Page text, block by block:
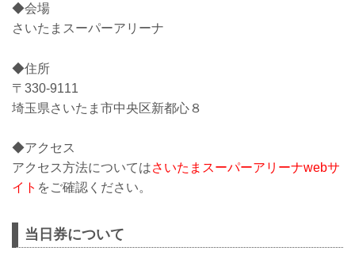
◆会場
さいたまスーパーアリーナ
◆住所
〒330-9111
埼玉県さいたま市中央区新都心８
◆アクセス
アクセス方法についてはさいたまスーパーアリーナwebサ
イト をご確認ください。
当日券について